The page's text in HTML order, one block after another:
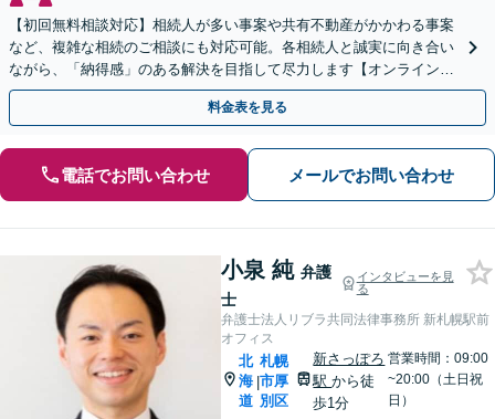
【初回無料相談対応】相続人が多い事案や共有不動産がかかわる事案
など、複雑な相続のご相談にも対応可能。各相続人と誠実に向き合い
ながら、「納得感」のある解決を目指して尽力します【オンライン面
談可】【完全個室で相談可】【東室蘭駅1分】
料金表を見る
電話でお問い合わせ メールでお問い合わせ
小泉 純 弁護
士
インタビューを見
る
弁護士法人リブラ共同法律事務所 新札幌駅前
オフィス
北
海
道
|
札幌
市厚
別区
新さっぽろ
駅から徒
歩1分
営業時間：09:00
~20:00（土日祝
日）